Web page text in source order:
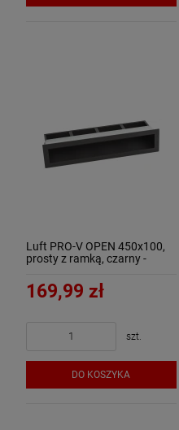
Luft PRO-V OPEN 450x100,
prosty z ramką, czarny -
169,99 zł
szt.
DO KOSZYKA